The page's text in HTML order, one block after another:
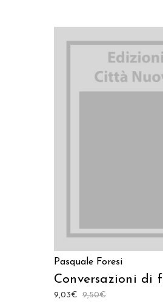
Pasquale Foresi
Conversazioni di
9,50€
9,03€